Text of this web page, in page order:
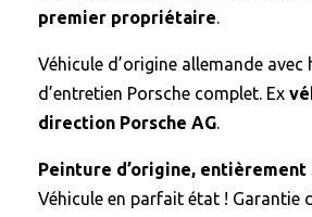
premier propriétaire.
Véhicule d’origine allemande
d’entretien Porsche complet. Ex
direction Porsche AG.
Peinture d’origine, entièrement
Véhicule en parfait état ! Garantie